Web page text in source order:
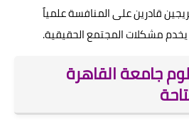
قادرين على المنافسة علمياً
مشكلات المجتمع الحقيقية.
جامعة القاهرة